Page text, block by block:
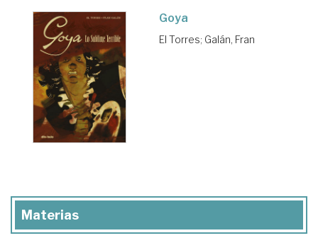
Goya
El Torres; Galán, Fran
Materias